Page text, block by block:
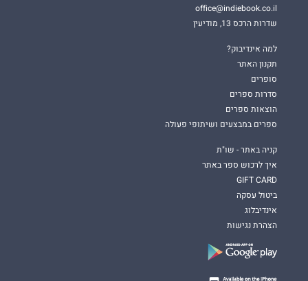
office@indiebook.co.il
שדרות הרכס 13, מודיעין
למה אינדיבוק?
תקנון האתר
סופרים
סדרות ספרים
הוצאות ספרים
ספרים במבצעים ושיתופי פעולה
קניה באתר - שו"ת
איך לרכוש ספר באתר
GIFT CARD
ביטול עסקה
אינדיבלוג
הצהרת נגישות